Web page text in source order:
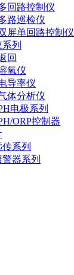
回路控制仪
路巡检仪
屏单回路控制仪
列
回
氧仪
导率仪
体分析仪
电极系列
ORP控制器
系列
器系列